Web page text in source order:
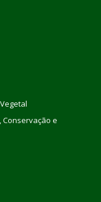
Conservação e